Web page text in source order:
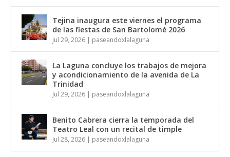
Tejina inaugura este viernes el programa
de las fiestas de San Bartolomé 2026
Jul 29, 2026 | paseandoxlalaguna
La Laguna concluye los trabajos de mejora
y acondicionamiento de la avenida de La
Trinidad
Jul 29, 2026 | paseandoxlalaguna
Benito Cabrera cierra la temporada del
Teatro Leal con un recital de timple
Jul 28, 2026 | paseandoxlalaguna